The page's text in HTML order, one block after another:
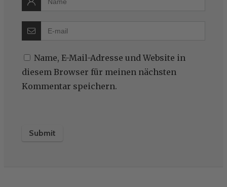
Name, E-Mail-Adresse und Website in
diesem Browser für meinen nächsten
Kommentar speichern.